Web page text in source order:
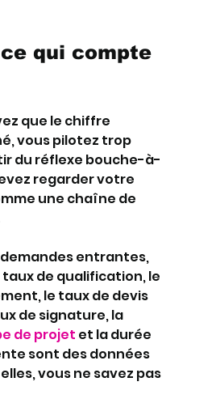
qui compte
que le chiffre
vous pilotez trop
du réflexe bouche-à-
regarder votre
une chaîne de
entrantes,
taux de qualification, le
le taux de devis
de signature, la
de projet et la durée
sont des données
vous ne savez pas